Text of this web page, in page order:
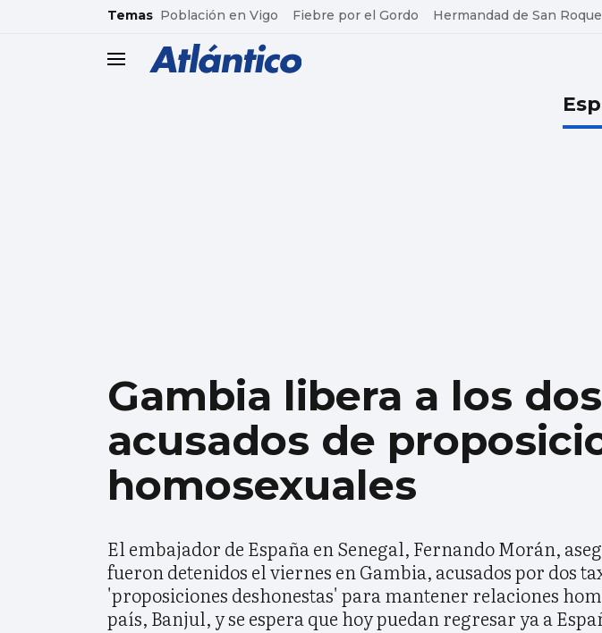
common.go-to-content
Temas Población en Vigo Fiebre por el Gordo Hermandad de San Roque
header.menu.open
Gambia libera a los
acusados de
homosexuales
El embajador de España en Senegal, Fernando Morán,
fueron detenidos el viernes en Gambia, acusados por dos
'proposiciones deshonestas' para mantener relaciones
país, Banjul, y se espera que hoy puedan regresar ya a